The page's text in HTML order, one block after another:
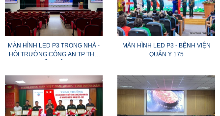
MÀN HÌNH LED P3 TRONG NHÀ -
HỘI TRƯỜNG CÔNG AN TP THỦ
MÀN HÌNH LED P3 - BỆNH VIỆN
QUÂN Y 175